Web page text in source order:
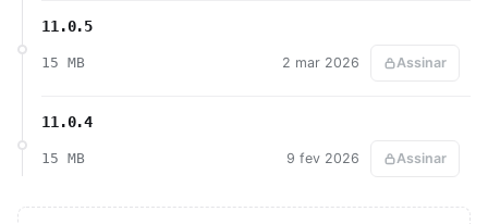
11.0.5
15 MB 2 mar 2026 Assinar
11.0.4
15 MB 9 fev 2026 Assinar